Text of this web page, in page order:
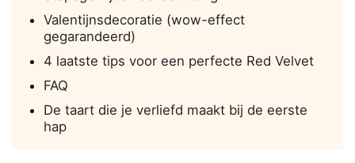
Valentijnsdecoratie (wow-effect
gegarandeerd)
4 laatste tips voor een perfecte Red Velvet
FAQ
De taart die je verliefd maakt bij de eerste
hap